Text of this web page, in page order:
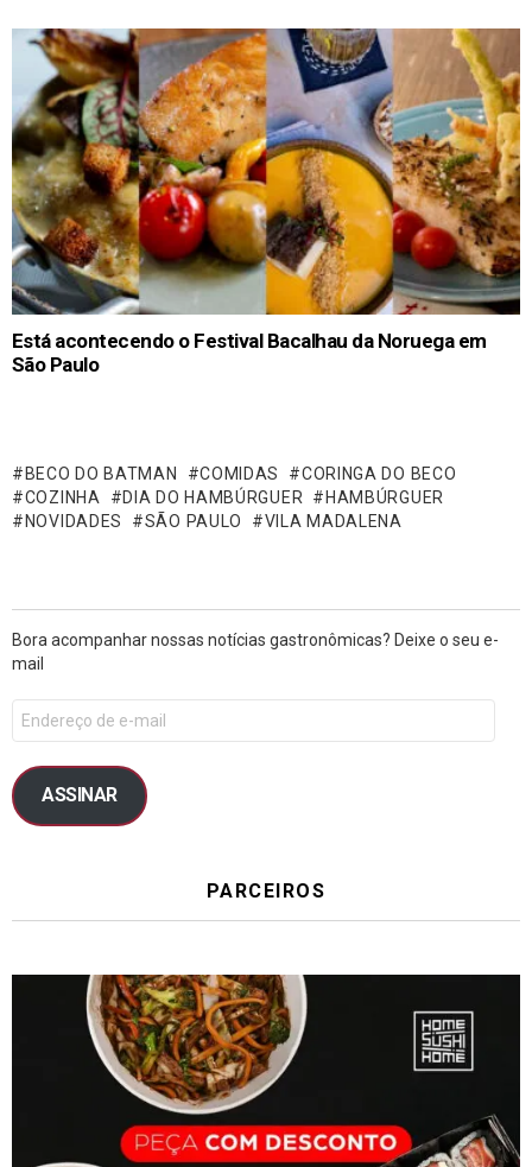
Está acontecendo o Festival Bacalhau da Noruega em
São Paulo
BECO DO BATMAN COMIDAS
CORINGA DO BECO
COZINHA
DIA DO HAMBÚRGUER
HAMBÚRGUER
NOVIDADES
SÃO PAULO VILA MADALENA
Bora acompanhar nossas notícias gastronômicas? Deixe o seu e-
mail
ASSINAR
PARCEIROS